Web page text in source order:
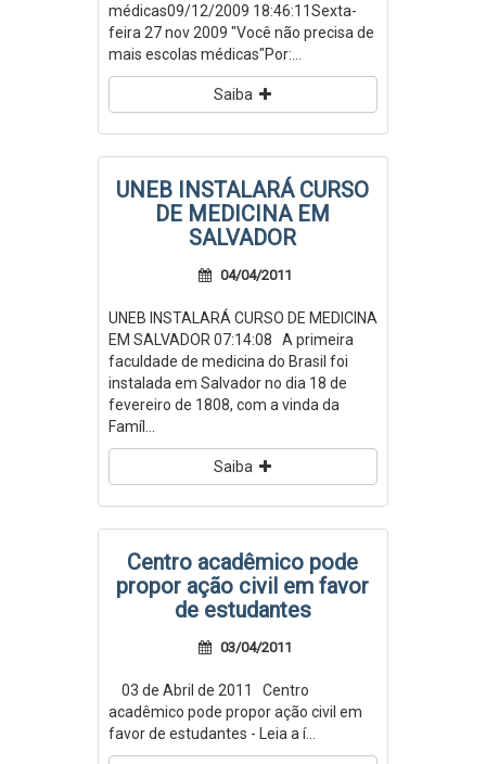
médicas09/12/2009 18:46:11Sexta-
feira 27 nov 2009 "Você não precisa de
mais escolas médicas"Por:...
Saiba
UNEB INSTALARÁ CURSO
DE MEDICINA EM
SALVADOR
04/04/2011
UNEB INSTALARÁ CURSO DE MEDICINA
EM SALVADOR 07:14:08 A primeira
faculdade de medicina do Brasil foi
instalada em Salvador no dia 18 de
fevereiro de 1808, com a vinda da
Famíl...
Saiba
Centro acadêmico pode
propor ação civil em favor
de estudantes
03/04/2011
03 de Abril de 2011 Centro
acadêmico pode propor ação civil em
favor de estudantes - Leia a í...